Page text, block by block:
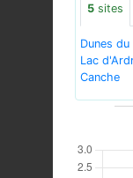
5 sites
Dunes
Lac
Canche